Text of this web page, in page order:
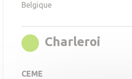
Belgique
Charleroi
CEME